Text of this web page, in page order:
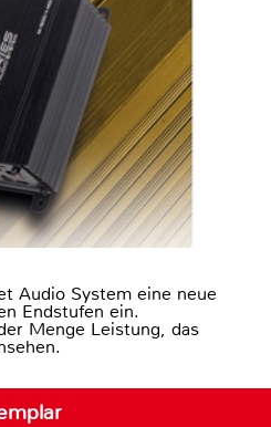
Audio System eine neue
Endstufen ein.
Menge Leistung, das